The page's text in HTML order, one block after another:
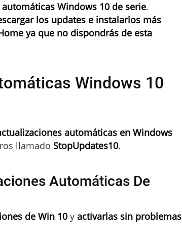
Windows 10 de serie.
los updates e instalarlos más
ya que no dispondrás de esta
Windows 10
automáticas en Windows
llamado StopUpdates10.
Automáticas De
de Win 10 y activarlas sin problemas